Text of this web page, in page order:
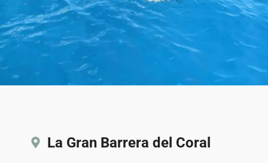
La Gran Barrera del Coral